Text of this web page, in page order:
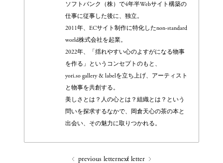
ソフトバンク（株）で4年半Webサイト構築の
仕事に従事した後に、独立。
2011年、ECサイト制作に特化したnon-standard
world株式会社を起業。
2022年、「揺れやすい心のよすがになる物事
を作る」というコンセプトのもと、
yori.so gallery & labelを立ち上げ、アーティスト
と物事を共創する。
美しさとは？人の心とは？組織とは？という
問いを探求するなかで、岡倉天心の茶の本と
出会い、その魅力に取りつかれる。
previous letternext letter